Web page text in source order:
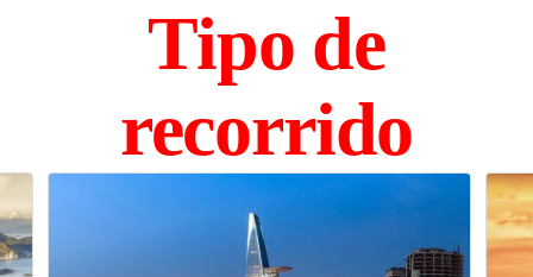
Tipo de
recorrido